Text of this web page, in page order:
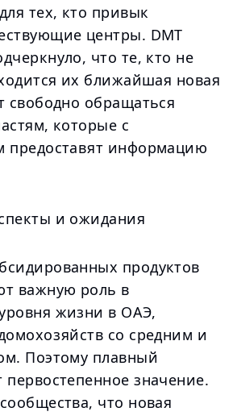
тех, кто привык
центры. DMT
что те, кто не
их ближайшая новая
свободно обращаться
которые с
предоставят информацию
и ожидания
продуктов
важную роль в
жизни в ОАЭ,
со средним и
Поэтому плавный
первостепенное значение.
что новая